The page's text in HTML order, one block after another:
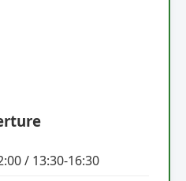
/ 13:30-16:30